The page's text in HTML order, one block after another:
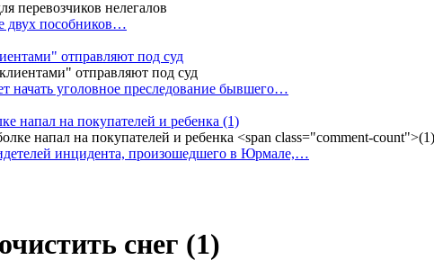
двух пособников…
отправляют под суд
начать уголовное преследование бывшего…
напал на покупателей и ребенка (1)
инцидента, произошедшего в Юрмале,…
снег (1)